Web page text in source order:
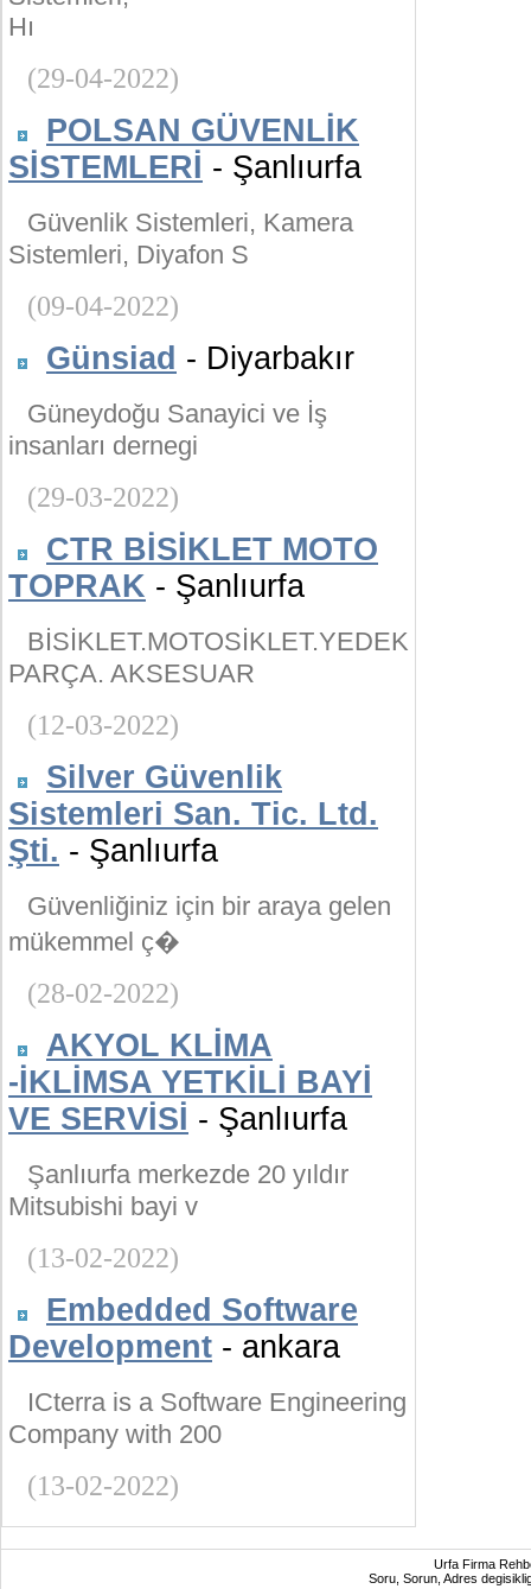
Hı
(29-04-2022)
POLSAN GÜVENLİK
SİSTEMLERİ - Şanlıurfa
Güvenlik Sistemleri, Kamera
Sistemleri, Diyafon S
(09-04-2022)
Günsiad - Diyarbakır
Güneydoğu Sanayici ve İş
insanları dernegi
(29-03-2022)
CTR BİSİKLET MOTO
TOPRAK - Şanlıurfa
BİSİKLET.MOTOSİKLET.YEDEK
PARÇA. AKSESUAR
(12-03-2022)
Silver Güvenlik
Sistemleri San. Tic. Ltd.
Şti. - Şanlıurfa
Güvenliğiniz için bir araya gelen
mükemmel ç�
(28-02-2022)
AKYOL KLİMA
-İKLİMSA YETKİLİ BAYİ
VE SERVİSİ - Şanlıurfa
Şanlıurfa merkezde 20 yıldır
Mitsubishi bayi v
(13-02-2022)
Embedded Software
Development - ankara
ICterra is a Software Engineering
Company with 200
(13-02-2022)
Urfa Firma
Soru, Sorun, Adres